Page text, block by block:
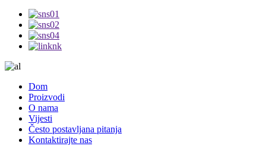
Dom
Proizvodi
O nama
Vijesti
Često postavljana pitanja
Kontaktirajte nas